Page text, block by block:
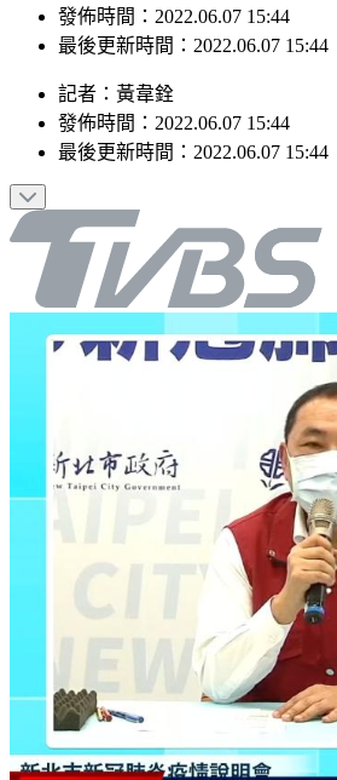
最後更新時間：2022.06.07 15:44
發佈時間：2022.06.07 15:44
最後更新時間：2022.06.07 15:44